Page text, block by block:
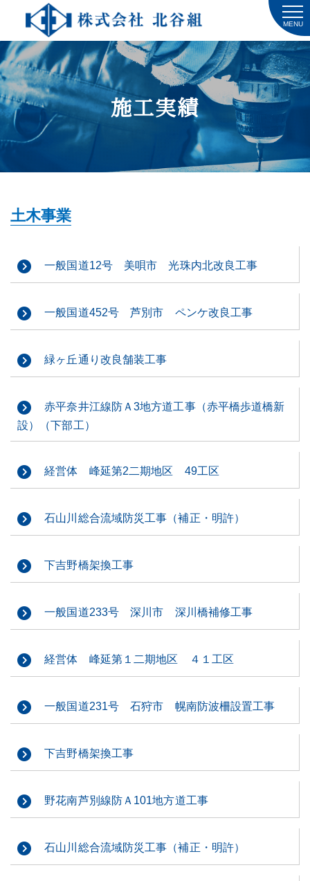
施工実績
MENU
土木事業
一般国道12号 美唄市 光珠内北改良工事
一般国道452号 芦別市 ペンケ改良工事
緑ヶ丘通り改良舗装工事
赤平奈井江線防Ａ3地方道工事（赤平橋歩道橋新
設）（下部工）
経営体 峰延第2二期地区 49工区
石山川総合流域防災工事（補正・明許）
下吉野橋架換工事
一般国道233号 深川市 深川橋補修工事
経営体 峰延第１二期地区 ４１工区
一般国道231号 石狩市 幌南防波柵設置工事
下吉野橋架換工事
野花南芦別線防Ａ101地方道工事
石山川総合流域防災工事（補正・明許）